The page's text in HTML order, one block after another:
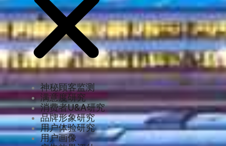
神秘顾客监测
满意度研究
消费者U&A研究
品牌形象研究
用户体验研究
用户画像